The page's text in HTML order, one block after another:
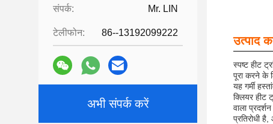
संपर्क: Mr. LIN
टेलीफोन: 86--13192099222
अभी संपर्क करें
उत्पाद
स्पष्ट हीट
पूरा करने के
यह गर्मी
क्लियर हीट
वाला
प्रतिरोधी